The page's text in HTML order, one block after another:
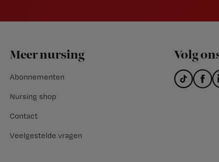
Footer
Meer nursing
Abonnementen
Nursing shop
Contact
Veelgestelde vragen
Volg